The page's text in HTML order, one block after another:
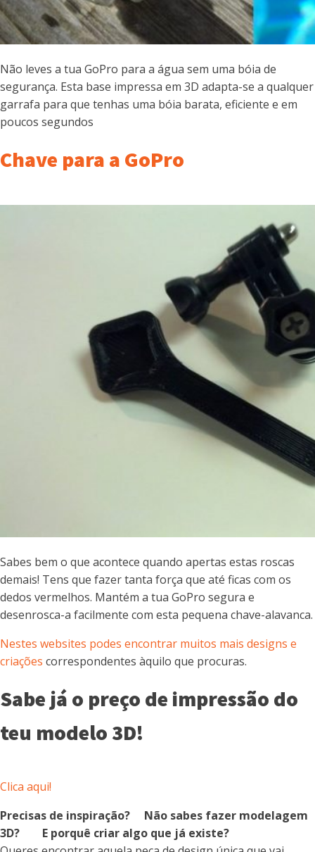
Não leves a tua GoPro para a água sem uma bóia de
segurança. Esta base impressa em 3D adapta-se a qualquer
garrafa para que tenhas uma bóia barata, eficiente e em
poucos segundos
Chave para a GoPro
Sabes bem o que acontece quando apertas estas roscas
demais! Tens que fazer tanta força que até ficas com os
dedos vermelhos. Mantém a tua GoPro segura e
desenrosca-a facilmente com esta pequena chave-alavanca.
Nestes websites podes encontrar muitos mais designs e
criações correspondentes àquilo que procuras.
Sabe já o preço de impressão do
teu modelo 3D!
Clica aqui!
Precisas de inspiração? Não sabes fazer modelagem
3D? E porquê criar algo que já existe?